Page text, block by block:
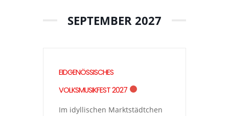
SEPTEMBER 2027
EIDGENÖSSISCHES
VOLKSMUSIKFEST 2027
Im idyllischen Marktstädtchen